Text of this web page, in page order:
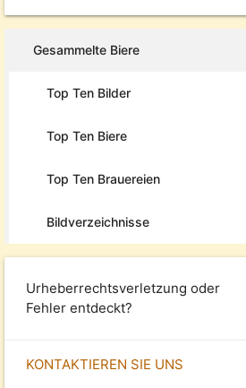
Gesammelte Biere
Top Ten Bilder
Top Ten Biere
Top Ten Brauereien
Bildverzeichnisse
Urheberrechtsverletzung oder
Fehler entdeckt?
KONTAKTIEREN SIE UNS